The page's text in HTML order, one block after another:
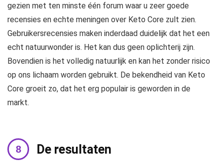
gezien met ten minste één forum waar u zeer goede
recensies en echte meningen over Keto Core zult zien.
Gebruikersrecensies maken inderdaad duidelijk dat het een
echt natuurwonder is. Het kan dus geen oplichterij zijn.
Bovendien is het volledig natuurlijk en kan het zonder risico
op ons lichaam worden gebruikt. De bekendheid van Keto
Core groeit zo, dat het erg populair is geworden in de
markt.
De resultaten